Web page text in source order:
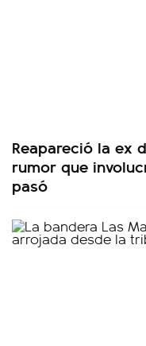
Reapareció la ex
rumor que
pasó